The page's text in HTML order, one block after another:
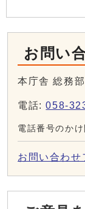
お問い
本庁舎 総務
電話:058-
電話番号のか
お問い合わせ